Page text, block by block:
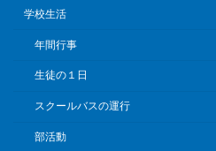
学校生活
年間行事
生徒の１日
スクールバスの運行
部活動